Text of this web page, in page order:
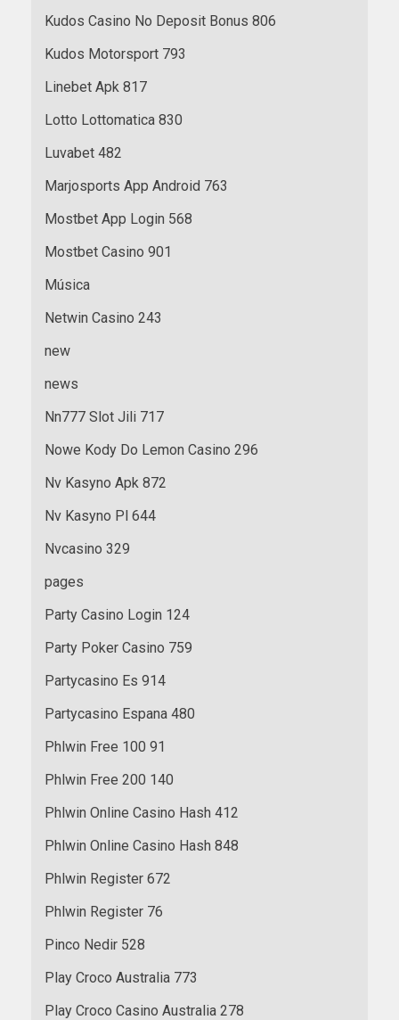
Kudos Casino No Deposit Bonus 806
Kudos Motorsport 793
Linebet Apk 817
Lotto Lottomatica 830
Luvabet 482
Marjosports App Android 763
Mostbet App Login 568
Mostbet Casino 901
Música
Netwin Casino 243
new
news
Nn777 Slot Jili 717
Nowe Kody Do Lemon Casino 296
Nv Kasyno Apk 872
Nv Kasyno Pl 644
Nvcasino 329
pages
Party Casino Login 124
Party Poker Casino 759
Partycasino Es 914
Partycasino Espana 480
Phlwin Free 100 91
Phlwin Free 200 140
Phlwin Online Casino Hash 412
Phlwin Online Casino Hash 848
Phlwin Register 672
Phlwin Register 76
Pinco Nedir 528
Play Croco Australia 773
Play Croco Casino Australia 278